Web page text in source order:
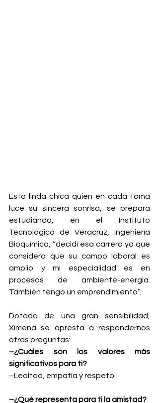
Esta linda chica quien en cada toma
luce su sincera sonrisa, se prepara
estudiando, en el Instituto
Tecnológico de Veracruz, Ingeniería
Bioquímica, “decidí esa carrera ya que
considero que su campo laboral es
amplio y mi especialidad es en
procesos de ambiente-energía.
También tengo un emprendimiento”.
Dotada de una gran sensibilidad,
Ximena se apresta a respondernos
otras preguntas:
–¿Cuáles son los valores más
significativos para ti?
–Lealtad, empatía y respeto.
–¿Qué representa para ti la amistad?